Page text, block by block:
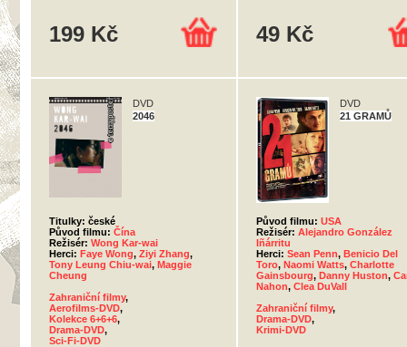
199 Kč 49 Kč
DVD
2046
Titulky: české
Původ filmu: Čína
Režisér: Wong Kar-wai
Herci: Faye Wong, Ziyi Zhang,
Tony Leung Chiu-wai, Maggie
Cheung
Zahraniční filmy,
Aerofilms-DVD,
Kolekce 6+6+6,
Drama-DVD,
Sci-Fi-DVD
DVD
21 GRAMŮ
Původ filmu: USA
Režisér: Alejandro González
Iñárritu
Herci: Sean Penn, Benicio Del
Toro, Naomi Watts, Charlotte
Gainsbourg, Danny Huston,
Nahon, Clea DuVall
Zahraniční filmy,
Drama-DVD,
Krimi-DVD